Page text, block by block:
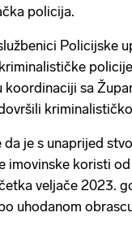
policija.
Policijske
koordinaciji sa
da je s unaprijed
imovinske koristi
veljače 2023.
uhodanom